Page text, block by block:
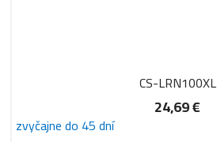
CS-LRN100XL
24,69 €
zvyčajne do 45 dní